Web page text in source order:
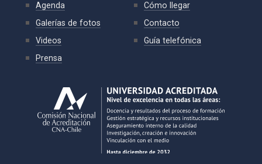
Agenda
Galerías de fotos
Videos
Prensa
Cómo llegar
Contacto
Guía telefónica